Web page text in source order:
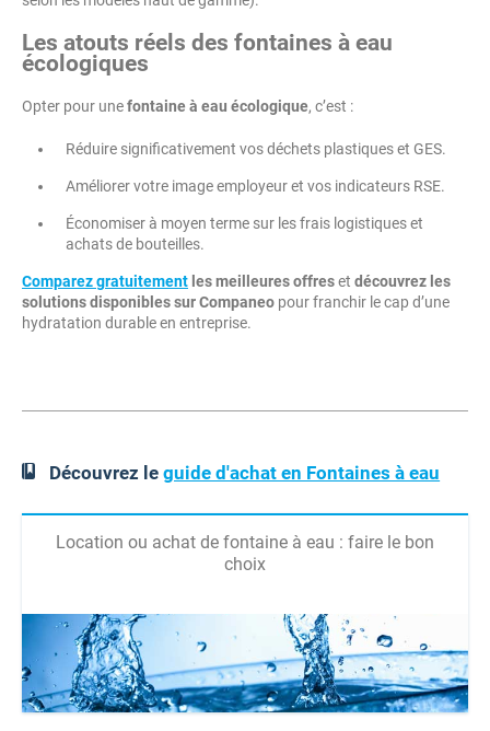
Les atouts réels des fontaines à eau
écologiques
Opter pour unefontaine à eau écologique, c’est :
Réduire significativement vos déchets plastiques et GES.
Améliorer votre image employeur et vos indicateurs RSE.
Économiser à moyen terme sur les frais logistiques et
achats de bouteilles.
Comparez gratuitement les meilleures offreset découvrez les
solutions disponibles sur Companeo pour franchir le cap d’une
hydratation durable en entreprise.
Découvrez leguide d'achat en Fontaines à eau
Location ou achat de fontaine à eau : faire le bon
choix